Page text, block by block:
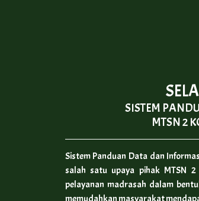
SISTEM
MTSN 2
Sistem Panduan Data dan
salah satu upaya pihak MTSN
pelayanan madrasah dalam
memudahkan masyarakat